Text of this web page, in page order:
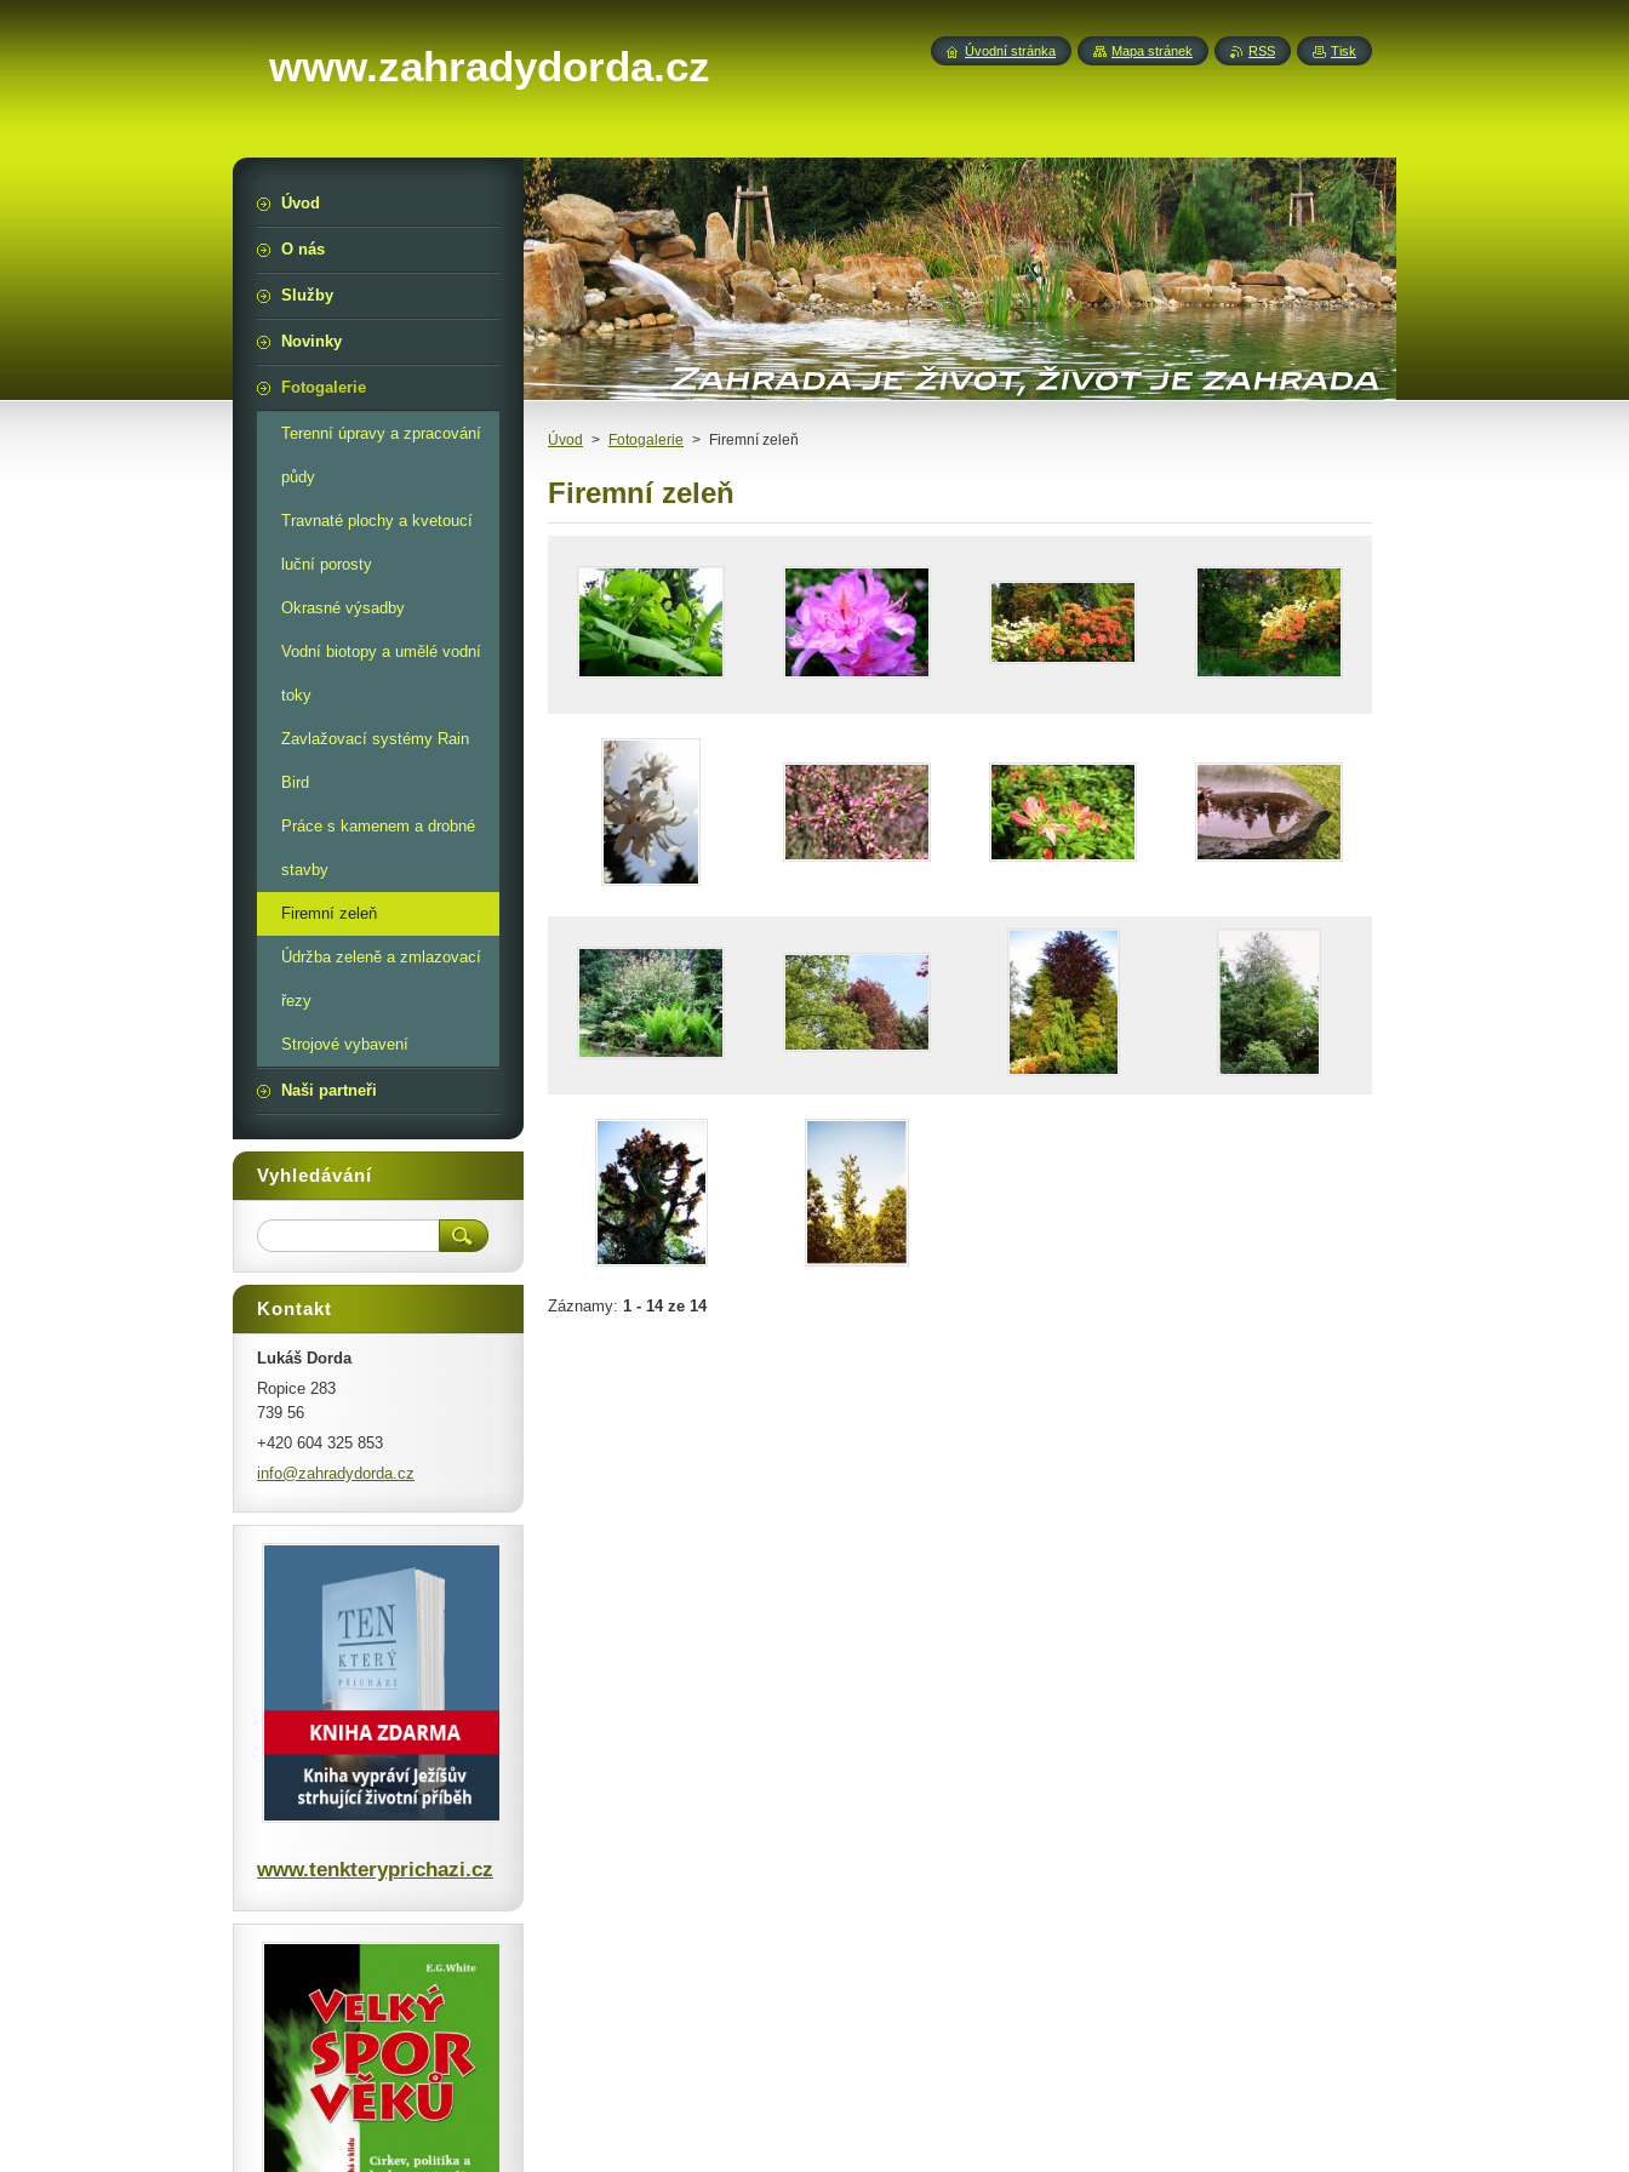
www.zahradydorda.cz
Úvod > Fotogalerie > Firemní zeleň
Firemní zeleň
Záznamy: 1 - 14 ze 14
Úvod
O nás
Služby
Novinky
Fotogalerie
Terenní úpravy a zpracování
půdy
Travnaté plochy a kvetoucí
luční porosty
Okrasné výsadby
Vodní biotopy a umělé vodní
toky
Zavlažovací systémy Rain
Bird
Práce s kamenem a drobné
stavby
Firemní zeleň
Údržba zeleně a zmlazovací
řezy
Strojové vybavení
Naši partneři
Vyhledávání
Kontakt
Lukáš Dorda
Ropice 283
739 56
+420 604 325 853
info@zahradydorda.cz
www.tenkteryprichazi.cz
Úvodní stránka Mapa stránek RSS Tisk